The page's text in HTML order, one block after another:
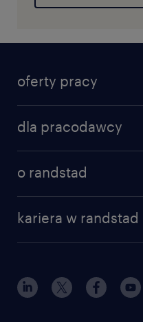
oferty pracy
dla pracodawcy
o randstad
kariera w randstad